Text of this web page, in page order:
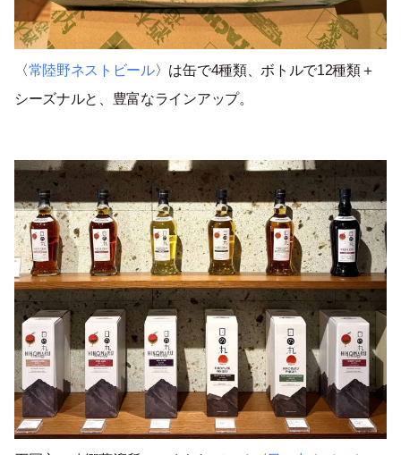
〈常陸野ネストビール〉は缶で4種類、ボトルで12種類＋
シーズナルと、豊富なラインアップ。